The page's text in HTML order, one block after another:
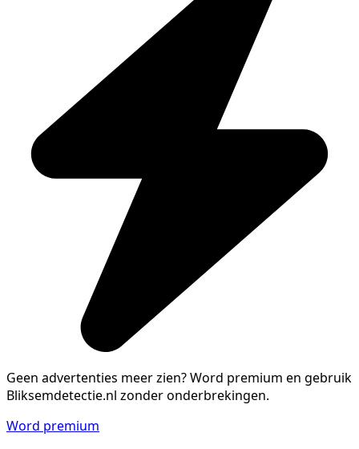
Geen advertenties meer zien?Word premium en gebruik
Bliksemdetectie.nl zonder onderbrekingen.
Word premium